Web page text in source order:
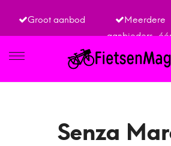
Groot aanbod
Meerdere
aanbieders,
Senza